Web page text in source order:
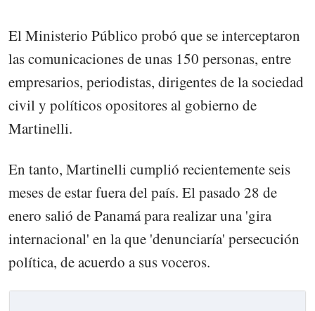
El Ministerio Público probó que se interceptaron
las comunicaciones de unas 150 personas, entre
empresarios, periodistas, dirigentes de la sociedad
civil y políticos opositores al gobierno de
Martinelli.
En tanto, Martinelli cumplió recientemente seis
meses de estar fuera del país. El pasado 28 de
enero salió de Panamá para realizar una 'gira
internacional' en la que 'denunciaría' persecución
política, de acuerdo a sus voceros.